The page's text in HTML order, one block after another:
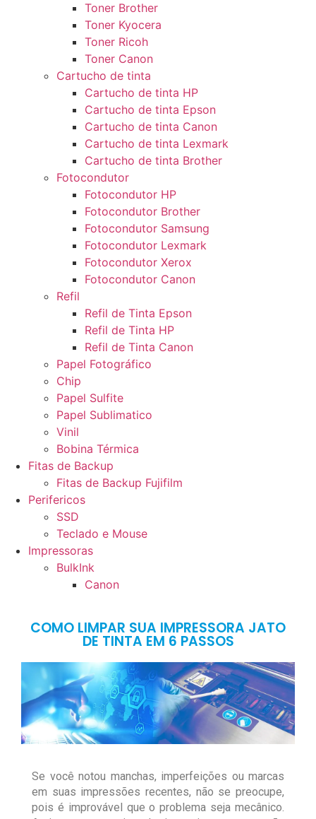
Toner Brother
Toner Kyocera
Toner Ricoh
Toner Canon
Cartucho de tinta
Cartucho de tinta HP
Cartucho de tinta Epson
Cartucho de tinta Canon
Cartucho de tinta Lexmark
Cartucho de tinta Brother
Fotocondutor
Fotocondutor HP
Fotocondutor Brother
Fotocondutor Samsung
Fotocondutor Lexmark
Fotocondutor Xerox
Fotocondutor Canon
Refil
Refil de Tinta Epson
Refil de Tinta HP
Refil de Tinta Canon
Papel Fotográfico
Chip
Papel Sulfite
Papel Sublimatico
Vinil
Bobina Térmica
Fitas de Backup
Fitas de Backup Fujifilm
Perifericos
SSD
Teclado e Mouse
Impressoras
BulkInk
Canon
COMO LIMPAR SUA IMPRESSORA JATO
DE TINTA EM 6 PASSOS
Se você notou manchas, imperfeições ou marcas
em suas impressões recentes, não se preocupe,
pois é improvável que o problema seja mecânico.